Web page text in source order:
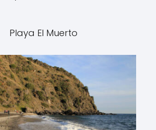
Playa El Muerto